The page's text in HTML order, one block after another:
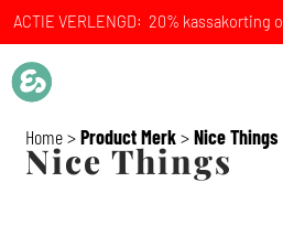
ACTIE VERLENGD: 20% kassakorting
Home>Product Merk>Nice Things
Nice Things